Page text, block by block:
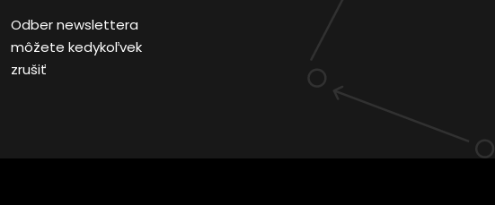
Odber newslettera
môžete kedykoľvek
zrušiť